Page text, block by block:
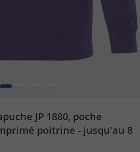
1
JP 1880, poche
poitrine - jusqu'au 8